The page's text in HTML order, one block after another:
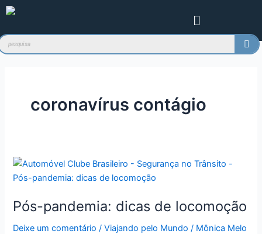
o
conteúdo
Menu
coronavírus contágio
Pós-pandemia: dicas de locomoção
Deixe um comentário /Viajando pelo Mundo / Mônica Melo
Pós-
pandemia:
de